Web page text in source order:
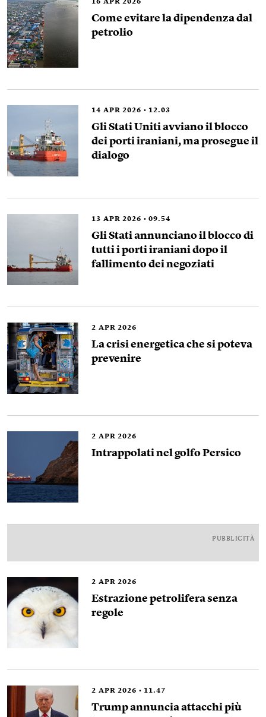
16 APR 2026
Come evitare la dipendenza dal
petrolio
14 APR 2026 12.03
Gli Stati Uniti avviano il blocco
dei porti iraniani, ma prosegue il
dialogo
13 APR 2026 09.54
Gli Stati annunciano il blocco di
tutti i porti iraniani dopo il
fallimento dei negoziati
2 APR 2026
La crisi energetica che si poteva
prevenire
2 APR 2026
Intrappolati nel golfo Persico
PUBBLICITÀ
2 APR 2026
Estrazione petrolifera senza
regole
2 APR 2026 11.47
Trump annuncia attacchi più